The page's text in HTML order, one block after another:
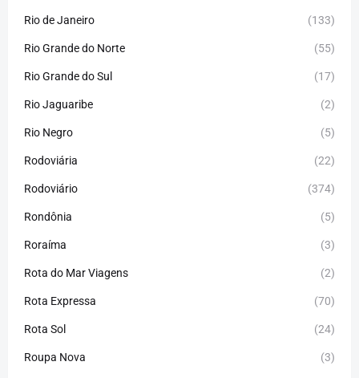
Rio de Janeiro (133)
Rio Grande do Norte (55)
Rio Grande do Sul (17)
Rio Jaguaribe (2)
Rio Negro (5)
Rodoviária (22)
Rodoviário (374)
Rondônia (5)
Roraíma (3)
Rota do Mar Viagens (2)
Rota Expressa (70)
Rota Sol (24)
Roupa Nova (3)